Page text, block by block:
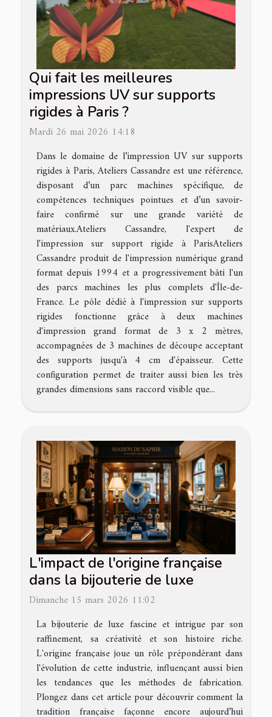
Qui fait les meilleures
impressions UV sur supports
rigides à Paris ?
Mardi 26 mai 2026 14:18
Dans le domaine de l’impression UV sur supports
rigides à Paris, Ateliers Cassandre est une référence,
disposant d’un parc machines spécifique, de
compétences techniques pointues et d’un savoir-
faire confirmé sur une grande variété de
matériaux.Ateliers Cassandre, l'expert de
l'impression sur support rigide à ParisAteliers
Cassandre produit de l'impression numérique grand
format depuis 1994 et a progressivement bâti l'un
des parcs machines les plus complets d'Île-de-
France. Le pôle dédié à l'impression sur supports
rigides fonctionne grâce à deux machines
d'impression grand format de 3 x 2 mètres,
accompagnées de 3 machines de découpe acceptant
des supports jusqu'à 4 cm d'épaisseur. Cette
configuration permet de traiter aussi bien les très
grandes dimensions sans raccord visible que...
L'impact de l'origine française
dans la bijouterie de luxe
Dimanche 15 mars 2026 11:02
La bijouterie de luxe fascine et intrigue par son
raffinement, sa créativité et son histoire riche.
L'origine française joue un rôle prépondérant dans
l'évolution de cette industrie, influençant aussi bien
les tendances que les méthodes de fabrication.
Plongez dans cet article pour découvrir comment la
tradition française façonne encore aujourd’hui